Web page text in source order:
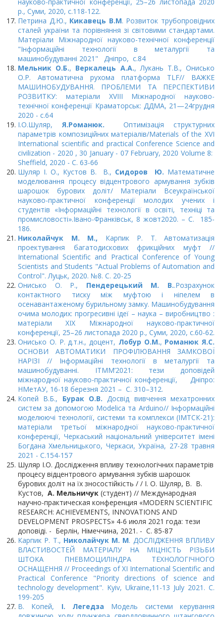
р., Суми, 2020, с.118-122.
Петрина Д.Ю., Кикавець В.М. Розвиток трубопровідних
сталей україни та порівняння зі світовими стандартами.
Матеріали Міжнародної науково-технічної конференції
"Інформаційні технології в металургії та
машинобудуванні 2021" Дніпро, с.84
Мельник О.Б., Веркалець А.А., Лукань Т.В., Онисько
О.Р. Автоматична рухома платформа TLF// ВАЖКЕ
МАШИНОБУДУВАННЯ. ПРОБЛЕМИ ТА ПЕРСПЕКТИВИ
РОЗВИТКУ: матеріали XVІІІ Міжнародної науково-
технічної конференції Краматорськ: ДДМА, 21—24грудня
2020 - с.64
І.О.Шуляр, Я.Романюк. Оптимізація структурних
параметрів композиційних матеріалів/Materials of the XVI
International scientific and practical Conference Science and
civilization - 2020 , 30 January - 07 February, 2020 Volume 8:
Sheffield, 2020 - С. 63-66
Шуляр І. О., Кустов В. В., Сидоров Ю. Математичне
моделювання процесу відцентрового армування зубків
шарошок бурових доліт/ Матеріали Всеукраїнської
науково-практичної конференції молодих учених і
студентів «Інформаційні технології в освіті, техніці та
промисловості».Івано-Франківськ, 8 жовт2020. – С. 185-
186.
Николайчук М. М., Карпик Р. Т. Автоматизація
проектування багатодискових фрикційних муфт //
International Scientific and Practical Conference of Young
Scientists and Students "Actual Problems of Automation and
Control". Луцьк, 2020. №8. С. 20-25
Онисько О. Р., Пендерецький М. В..Розрахунок
контактного тиску між муфтою і ніпелем в
осенавантаженому бурильному замку. Машинобудування
очима молодих: прогресивні ідеї – наука – виробництво :
матеріали XIX Міжнародної науково-практичної
конференції, 25–26 листопада 2020 р., Суми, 2020, с.60-62.
Онисько О. Р. д.т.н., доцент, Лобур О.М., Романюк Я.С.
ОСНОВИ АВТОМАТИКИ ПРОФІЛЮВАННЯ ЗАМКОВОЇ
НАРІЗІ // Інформаційні технології в металургії та
машинобудуванні. ІТММ’2021: тези доповідей
міжнародної науково-практичної конференції, Дніпро:
НМетАУ, 16-18 березня 2021 – С. 310–312.
Копей В.Б., Бурак О.В. Досвід вивчення мехатронних
систем за допомогою Modelica та Arduino// Інформаційні
моделюючі технології, системи та комплекси (ІМТСК-21):
матеріали третьої міжнародної науково-практичної
конференції, Черкаський національний університет імені
Богдана Хмельницького, Черкаси, Україна, 27-28 травня
2021 - С.154-157
Шуляр І.О. Дослідження впливу технологічних параметрів
процесу відцентрового армування зубків шарошок
бурових доліт на їх зносостійкість / / І. О. Шуляр, В. В.
Кустов, А. Мельничук (студент) // Международная
научно-практическая конференция «MODERN SCIENTIFIC
RESEARCH: ACHIEVEMENTS, INNOVATIONS AND
DEVELOPMENT PROSPECTS» 4-6 июля 2021 года: тези
доповіді. - Берлін, Німеччина, 2021. - С. 85-87
Карпик Р. Т., Николайчук М. М. ДОСЛІДЖЕННЯ ВПЛИВУ
ВЛАСТИВОСТЕЙ МАТЕРІАЛУ НА МІЦНІСТЬ РІЗЬБИ
ШТОКА ПНЕВМОЦИЛІНДРА ТЕХНОЛОГІЧНОГО
ОСНАЩЕННЯ // Proceedings of XI International Scientific and
Practical Conference "Priority directions of science and
technology development". Kyiv, Ukraine,11-13 July 2021. С.
199-205
В. Копей, І. Легедза Модель системи керування